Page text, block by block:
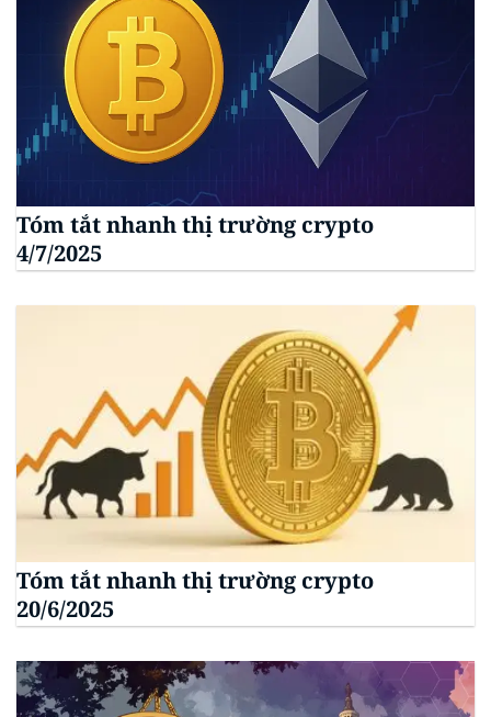
Tóm tắt nhanh thị trường crypto
4/7/2025
Tóm tắt nhanh thị trường crypto
20/6/2025